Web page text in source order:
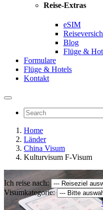
Reise-Extras
eSIM
Blog
Flüge &
Formulare
Flüge & Hotels
Kontakt
Home
Länder
China Visum
Kulturvisum F-Visum
Ich reise nach:
Visumkategorie: